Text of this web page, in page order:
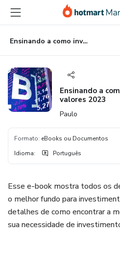
para
conteúdo
principal
para
pagamento
para
rodapé
Ensinando a como investir na bolsa de valores 2023
Ensinando a
valores 2023
Paulo
Formato: eBooks ou Documentos
Idioma: Português
Esse e-book mostra todos os
o melhor fundo para
detalhes de como encontrar a
sua necessidade de